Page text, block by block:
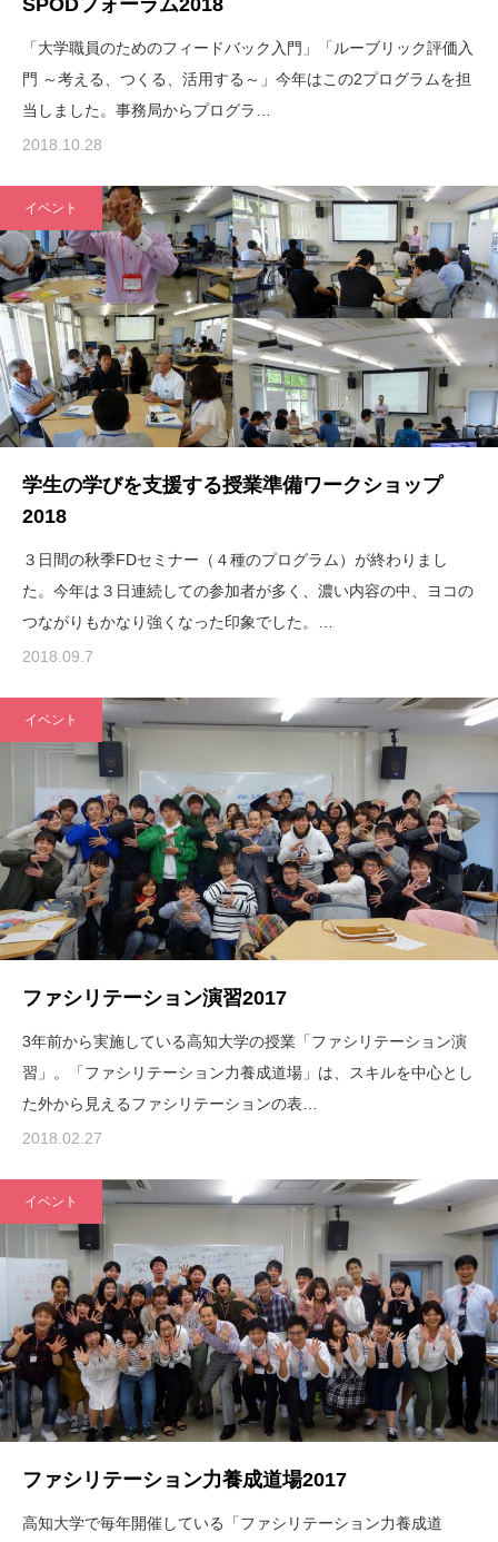
「大学職員のためのフィードバック入門」「ルーブリック評価入
門 ～考える、つくる、活用する～」今年はこの2プログラムを担
当しました。事務局からプログラ…
2018.10.28
イベント
学生の学びを支援する授業準備ワークショップ
2018
３日間の秋季FDセミナー（４種のプログラム）が終わりまし
た。今年は３日連続しての参加者が多く、濃い内容の中、ヨコの
つながりもかなり強くなった印象でした。…
2018.09.7
イベント
ファシリテーション演習2017
3年前から実施している高知大学の授業「ファシリテーション演
習」。「ファシリテーション力養成道場」は、スキルを中心とし
た外から見えるファシリテーションの表…
2018.02.27
イベント
ファシリテーション力養成道場2017
高知大学で毎年開催している「ファシリテーション力養成道